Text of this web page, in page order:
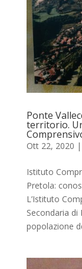
Ponte
territorio.
Ott 22, 2020 |
Istituto
Pretola:
L’Istituto
Secondaria
popolazione